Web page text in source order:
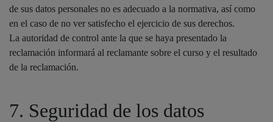
de sus datos personales no es adecuado a la normativa, así como
en el caso de no ver satisfecho el ejercicio de sus derechos.
La autoridad de control ante la que se haya presentado la
reclamación informará al reclamante sobre el curso y el resultado
de la reclamación.
7. Seguridad de los datos